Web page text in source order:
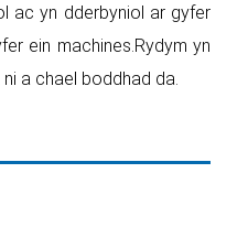
ac yn dderbyniol ar gyfer
ein machines.Rydym yn
a chael boddhad da.